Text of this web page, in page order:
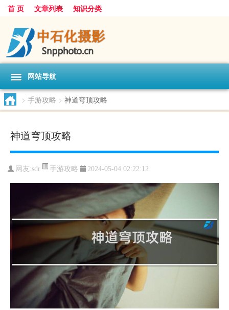
首 页 文章列表 知识分类
网站导航
> 手游攻略 > 神道穹顶攻略
神道穹顶攻略
网友:sdr 手游攻略 2024-05-04 02:22:12